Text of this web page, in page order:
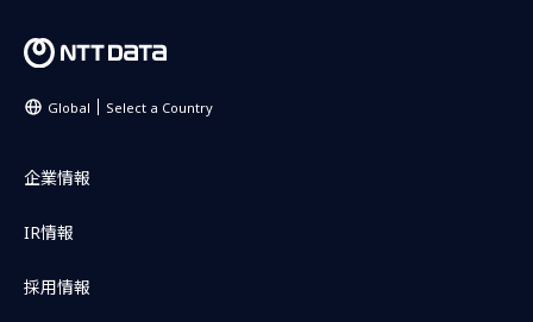
Global Select a Country
企業情報
IR情報
採用情報